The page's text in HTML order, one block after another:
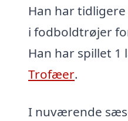
Han har
i fodboldtrøjer
Han har spillet 1
Trofæer.
I nuværende